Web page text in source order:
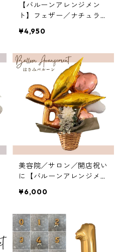
【バルーンアレンジメン
ト】フェザー／ナチュラル
入れ
¥4,950
美容院／サロン／開店祝い
に【バルーンアレンジメン
ルド
¥6,000